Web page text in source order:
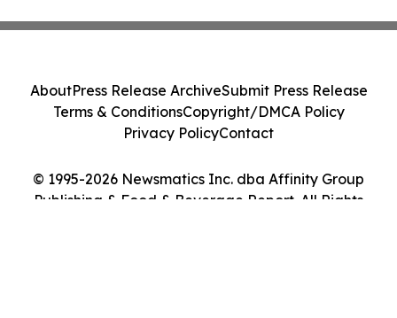
© 1995-2026 Newsmatics Inc. dba Affinity Group
Publishing & Food & Beverage Report. All Rights
AboutPress Release ArchiveSubmit Press Release
Terms & ConditionsCopyright/DMCA Policy
Privacy PolicyContact